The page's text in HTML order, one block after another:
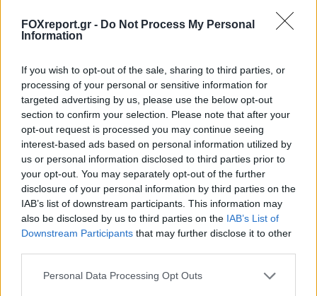
FOXreport.gr - Do Not Process My Personal
Information
If you wish to opt-out of the sale, sharing to third parties, or
processing of your personal or sensitive information for
targeted advertising by us, please use the below opt-out
section to confirm your selection. Please note that after your
opt-out request is processed you may continue seeing
interest-based ads based on personal information utilized by
us or personal information disclosed to third parties prior to
your opt-out. You may separately opt-out of the further
disclosure of your personal information by third parties on the
IAB’s list of downstream participants. This information may
also be disclosed by us to third parties on the IAB’s List of
Downstream Participants that may further disclose it to other
Personal Data Processing Opt Outs
Το chatbot του Project December έδωσε στη
προειδοποίησε τους πενθούντες να είναι
προσεκτικοί.
«Είναι πολύ χρήσιμο και πολύ
επαναστατικό. Ήμουν πολύ προσεκτική για
να μην εμπλακώ υπερβολικά με αυτό.
Μπορώ να δω τους ανθρώπους να εθίζονται
εύκολα στη χρήση του, να απογοητεύονται
σημείο που μπορεί να γίνει κακό. Δεν θα